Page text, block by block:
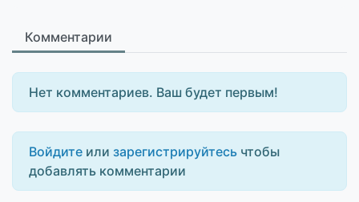
Комментарии
Нет комментариев. Ваш будет первым!
Войдите или зарегистрируйтесь чтобы
добавлять комментарии